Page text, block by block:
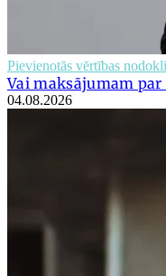
Pievienotās vērtības
Vai maksājumam
04.08.2026